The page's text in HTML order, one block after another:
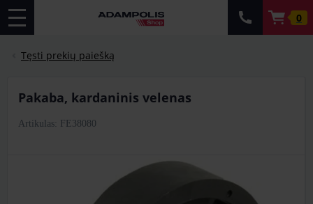
0
Tęsti prekių paiešką
pakaba, kardaninis velenas
Artikulas: FE38080